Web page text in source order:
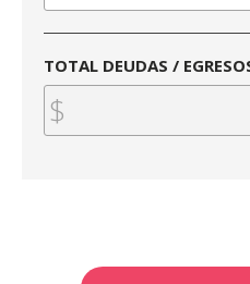
TOTAL DEUDAS /